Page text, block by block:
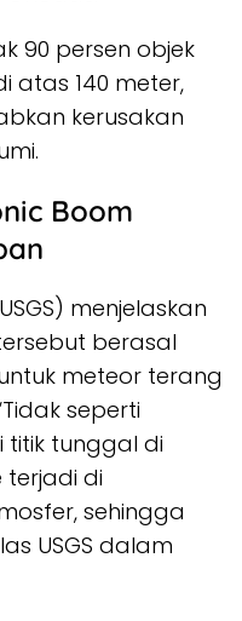
90 persen objek
atas 140 meter,
kerusakan
Boom
menjelaskan
berasal
meteor terang
seperti
tunggal di
terjadi di
sehingga
USGS dalam